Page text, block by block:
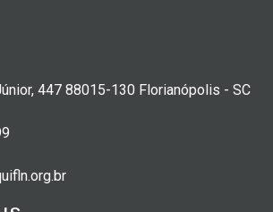
447 88015-130 Florianópolis - SC